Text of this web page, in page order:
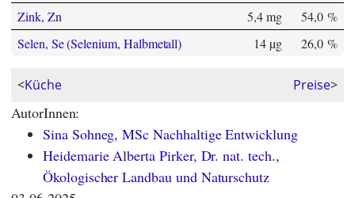
Zink, Zn 5,4 mg
54,0 %
Selen, Se (Selenium, Halbmetall)
14 µg 26,0 %
<Küche Preise>
AutorInnen:
Sina Sohneg, MSc Nachhaltige Entwicklung
Heidemarie Alberta Pirker, Dr. nat. tech.,
Ökologischer Landbau und Naturschutz